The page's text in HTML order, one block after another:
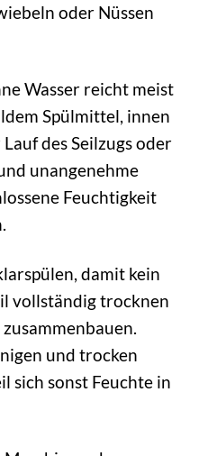
oder Nüssen
Wasser reicht meist
Spülmittel, innen
des Seilzugs oder
unangenehme
Feuchtigkeit
damit kein
vollständig trocknen
und trocken
sich sonst Feuchte in